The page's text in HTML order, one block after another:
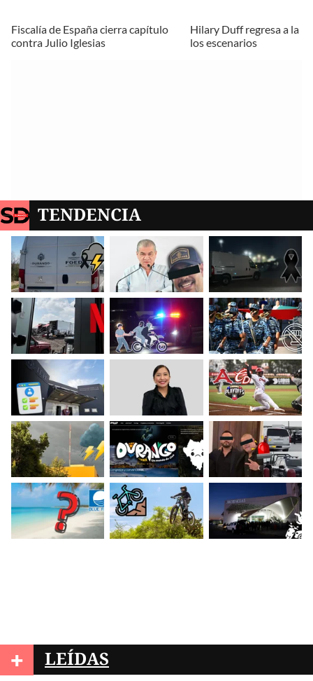
Fiscalía de España cierra capítulo
contra Julio Iglesias
Hilary Duff regresa a la
los escenarios
TENDENCIA
+ LEÍDAS